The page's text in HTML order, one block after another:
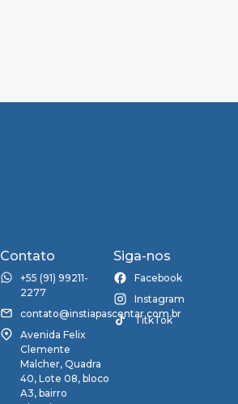
Contato
+55 (91) 99211-
2277
contato@instiapascentar.com.br
Avenida Felix
Clemente
Malcher, Quadra
40, Lote 08, bloco
A3, bairro
Siga-nos
Facebook
Instagram
TitkTok